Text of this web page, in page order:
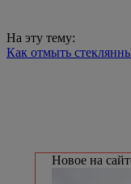
На эту тему:
Как отмыть
Новое на